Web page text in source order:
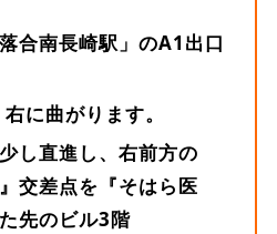
合南長崎駅」のA1出口
に曲がります。
し直進し、右前方の
交差点を『そはら医
先のビル3階